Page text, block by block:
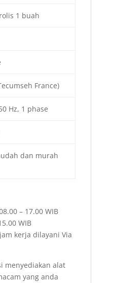
1 buah
France)
Hz, 1 phase
dan murah
– 17.00 WIB
WIB
kerja dilayani Via
menyediakan alat
yang anda